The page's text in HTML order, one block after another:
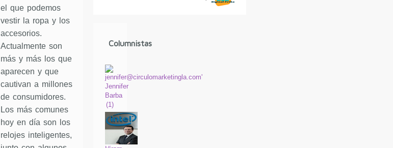
el que podemos
vestir la ropa y los
accesorios.
Actualmente son
más y más los que
aparecen y que
cautivan a millones
de consumidores.
Los más comunes
hoy en día son los
relojes inteligentes,
Columnistas
Jennifer
Barba
(1)